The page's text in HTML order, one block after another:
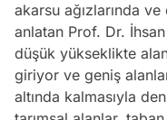
akarsu ağızlarında
anlatan Prof. Dr.
düşük yükseklikte
giriyor ve geniş
altında kalmasıyla